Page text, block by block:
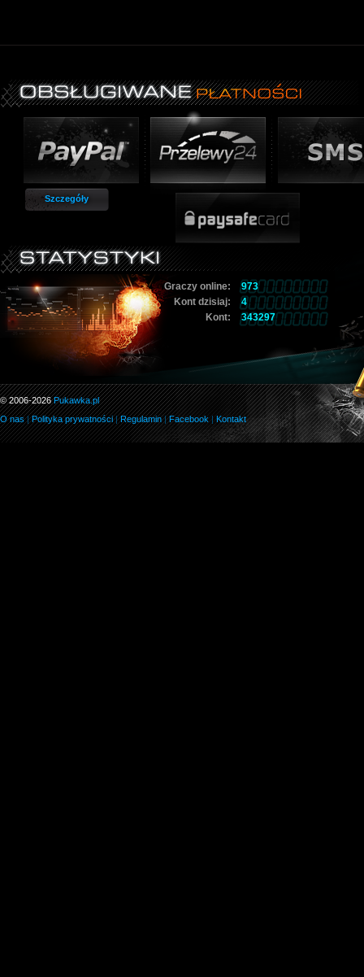
Szczegóły
Graczy online:
973
Kont dzisiaj:
4
Kont:
343297
© 2006-2026Pukawka.pl
O nas|Polityka prywatności|Regulamin|Facebook Kontakt